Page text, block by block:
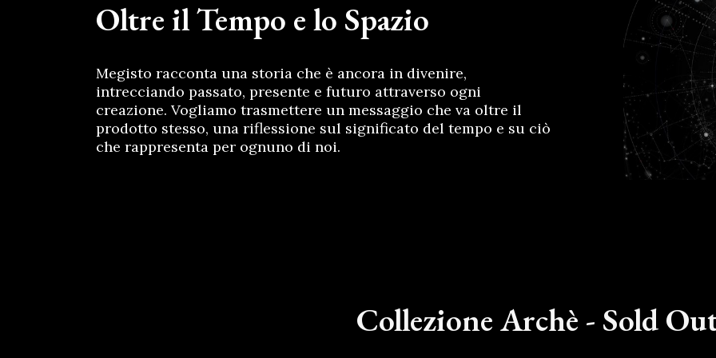
Oltre il Tempo e lo Spazio
Megisto racconta una storia che è ancora in divenire,
intrecciando passato, presente e futuro attraverso ogni
creazione. Vogliamo trasmettere un messaggio che va oltre il
prodotto stesso, una riflessione sul significato del tempo e su ciò
che rappresenta per ognuno di noi.
Collezione Archè - Sold